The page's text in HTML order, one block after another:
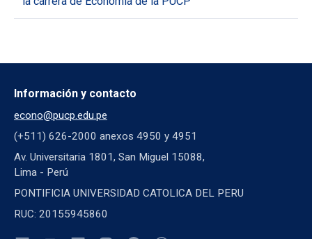
Información y contacto
econo@pucp.edu.pe
(+511) 626-2000 anexos 4950 y 4951
Av. Universitaria 1801, San Miguel 15088,
Lima - Perú
PONTIFICIA UNIVERSIDAD CATOLICA DEL PERU
RUC: 20155945860